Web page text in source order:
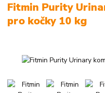
Fitmin Purity
pro kočky 10 kg